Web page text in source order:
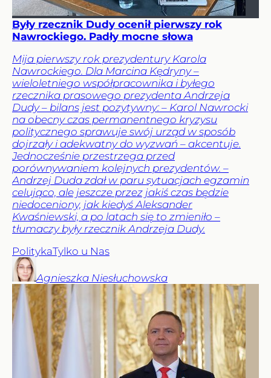
Były rzecznik Dudy ocenił pierwszy rok
Nawrockiego. Padły mocne słowa
Mija pierwszy rok prezydentury Karola
Nawrockiego. Dla Marcina Kędryny –
wieloletniego współpracownika i byłego
rzecznika prasowego prezydenta Andrzeja
Dudy – bilans jest pozytywny: – Karol Nawrocki
na obecny czas permanentnego kryzysu
politycznego sprawuje swój urząd w sposób
dojrzały i adekwatny do wyzwań – akcentuje.
Jednocześnie przestrzega przed
porównywaniem kolejnych prezydentów. –
Andrzej Duda zdał w paru sytuacjach egzamin
celująco, ale jeszcze przez jakiś czas będzie
niedoceniony, jak kiedyś Aleksander
Kwaśniewski, a po latach się to zmieniło –
tłumaczy były rzecznik Andrzeja Dudy.
PolitykaTylko u Nas
Agnieszka Niesłuchowska